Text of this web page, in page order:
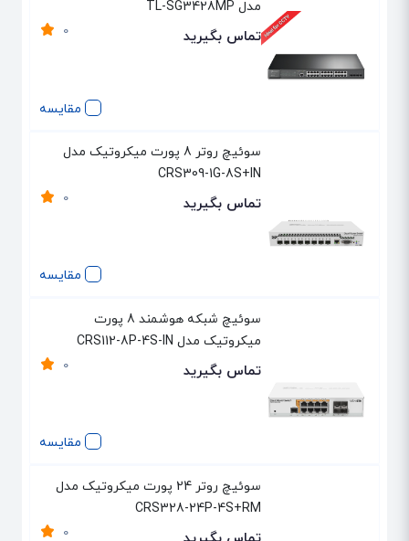
مقایسه
مدل TL-SG3428MP
0 تماس بگیرید
مقایسه
سوئیچ روتر 8 پورت میکروتیک مدل
CRS309-1G-8S+IN
0 تماس بگیرید
مقایسه
سوئیچ شبکه هوشمند 8 پورت
میکروتیک مدل CRS112-8P-4S-IN
0 تماس بگیرید
سوئیچ روتر 24 پورت میکروتیک مدل
CRS328-24P-4S+RM
0